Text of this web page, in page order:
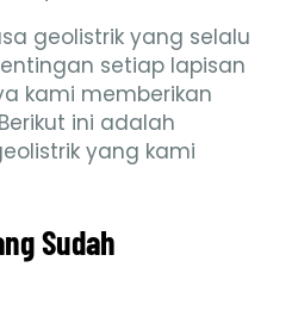
geolistrik yang selalu
setiap lapisan
kami memberikan
ini adalah
yang kami
Sudah